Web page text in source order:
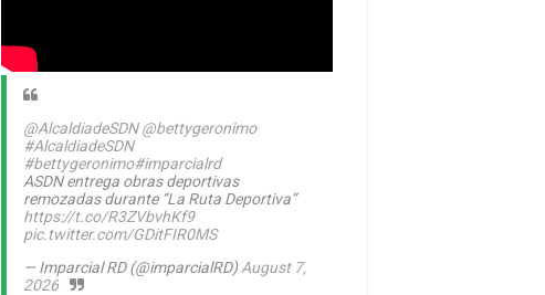
@AlcaldiadeSDN @bettygeronimo
#AlcaldiadeSDN
#bettygeronimo#imparcialrd
ASDN entrega obras deportivas
remozadas durante “La Ruta Deportiva”
https://t.co/R3ZVbvhKf9
pic.twitter.com/GDitFIR0MS
— Imparcial RD (@imparcialRD)August 7,
2026